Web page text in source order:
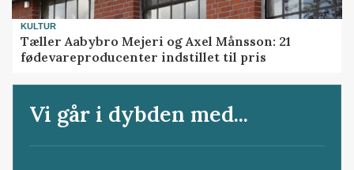
KULTUR
Tæller Aabybro Mejeri og Axel Månsson: 21
fødevareproducenter indstillet til pris
Vi går i dybden med...